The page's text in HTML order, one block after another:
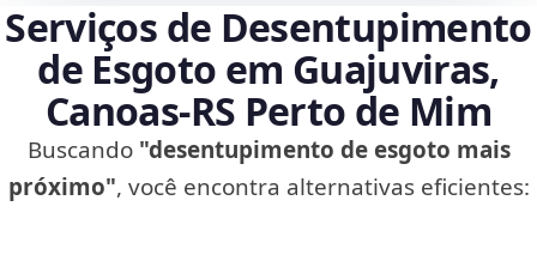
Serviços de Desentupimento
de Esgoto em Guajuviras,
Canoas‑RS Perto de Mim
Buscando "desentupimento de esgoto mais
próximo", você encontra alternativas eficientes: